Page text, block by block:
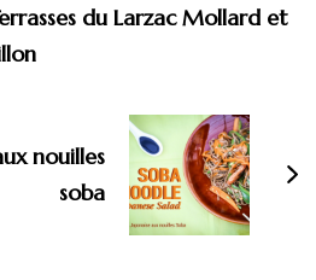
du Larzac Mollard et
nouilles
soba